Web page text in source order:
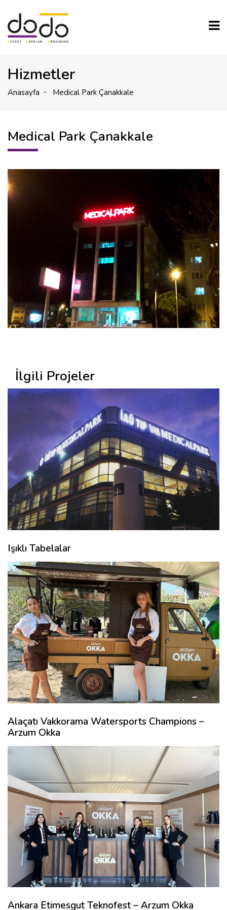
Hizmetler
Anasayfa Medical Park Çanakkale
Medical Park Çanakkale
İlgili Projeler
Işıklı Tabelalar
Alaçatı Vakkorama Watersports Champions –
Arzum Okka
Ankara Etimesgut Teknofest – Arzum Okka